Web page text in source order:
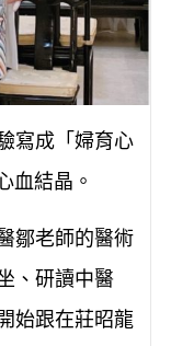
寫成「婦育心
血結晶。
鄒老師的醫術
、研讀中醫
始跟在莊昭龍